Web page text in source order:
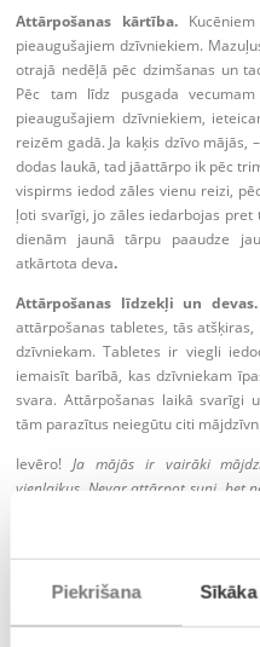
Piekrišana
Attārpošanas kārtība.
pieaugušajiem dzīvniekiem.
otrajā nedēļā pēc dzimšanas un
Pēc tam līdz pusgada
pieaugušajiem dzīvniekiem,
reizēm gadā. Ja kaķis dzīvo mājās,
dodas laukā, tad jāattārpo ik pēc
vispirms iedod zāles vienu reizi,
ļoti svarīgi, jo zāles iedarbojas
dienām jaunā tārpu paaudze
atkārtota deva.
Attārpošanas līdzekļi un devas.
attārpošanas tabletes, tās
dzīvniekam. Tabletes ir viegli
iemaisīt barībā, kas dzīvniekam
svara. Attārpošanas laikā svarīgi
tām parazītus neiegūtu citi
Ievēro! Ja mājās ir vairāki
vienlaikus. Nevar attārpot suni, bet
bērnu smilšu laukumi, skvēri,
ved pastaigāties mīļdzīvniekus.